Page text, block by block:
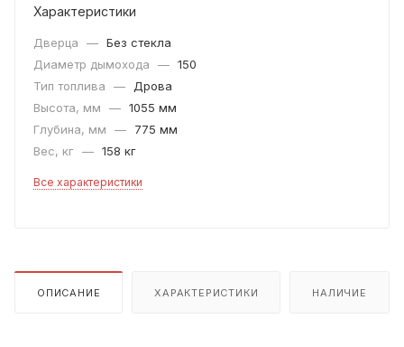
Характеристики
Дверца — Без стекла
Диаметр дымохода
— 150
Тип топлива
—
Дрова
Высота, мм
— 1055 мм
Глубина, мм
—
775 мм
Вес, кг — 158 кг
Все характеристики
ОПИСАНИЕ ХАРАКТЕРИСТИКИ НАЛИЧИЕ